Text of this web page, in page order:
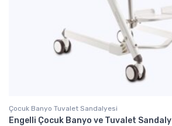
Çocuk Banyo Tuvalet Sandalyesi
Engelli Çocuk Banyo ve Tuvalet